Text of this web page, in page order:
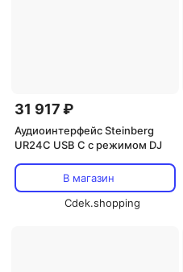
31 917 ₽
Аудиоинтерфейс Steinberg
UR24C USB C с режимом DJ
В магазин
Cdek.shopping